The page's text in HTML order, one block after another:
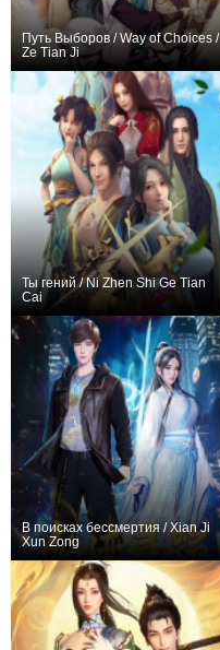
Путь Выборов / Way of Choices /
Ze Tian Ji
Ты гений / Ni Zhen Shi Ge Tian
Cai
В поисках бессмертия / Xian Ji
Xun Zong